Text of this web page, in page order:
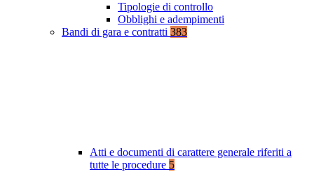
Tipologie di controllo
Obblighi e adempimenti
Bandi di gara e contratti 383
Atti e documenti di carattere generale riferiti a
tutte le procedure 5